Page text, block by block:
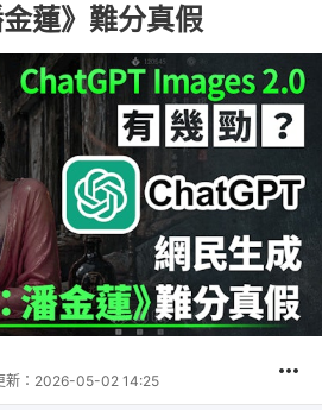
蓮》難分真假
新： 2026-05-02 14:25